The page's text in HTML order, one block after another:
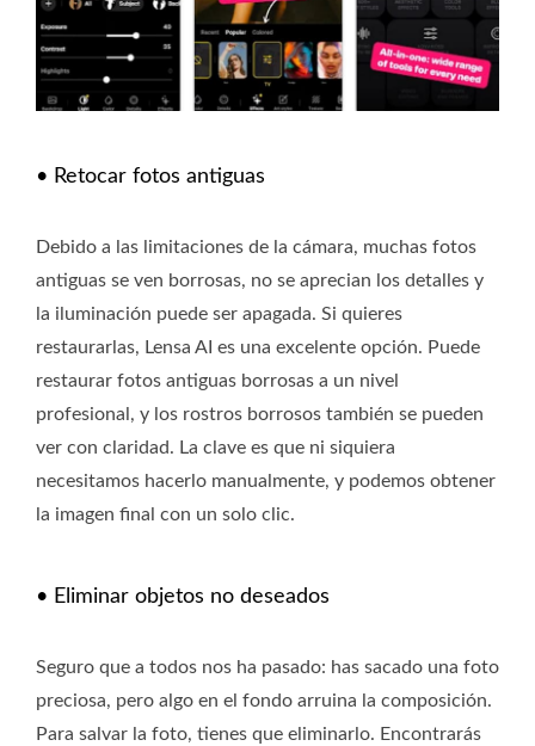
• Retocar fotos antiguas
Debido a las limitaciones de la cámara, muchas fotos
antiguas se ven borrosas, no se aprecian los detalles y
la iluminación puede ser apagada. Si quieres
restaurarlas, Lensa AI es una excelente opción. Puede
restaurar fotos antiguas borrosas a un nivel
profesional, y los rostros borrosos también se pueden
ver con claridad. La clave es que ni siquiera
necesitamos hacerlo manualmente, y podemos obtener
la imagen final con un solo clic.
• Eliminar objetos no deseados
Seguro que a todos nos ha pasado: has sacado una foto
preciosa, pero algo en el fondo arruina la composición.
Para salvar la foto, tienes que eliminarlo. Encontrarás